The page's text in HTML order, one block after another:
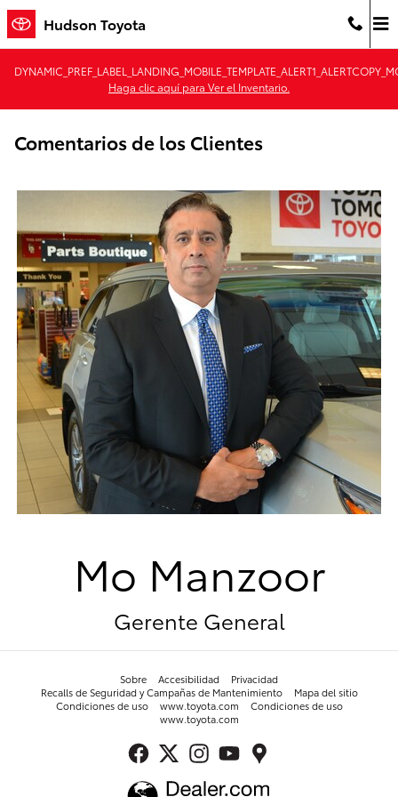
Saltar al contenido principal
Hudson Toyota
Haga clic aquí para Ver el Inventario.
Comentarios de los Clientes
Mo Manzoor
Gerente General
Sobre Accesibilidad
Privacidad
Recalls de Seguridad y Campañas de Mantenimiento
Mapa del sitio
Condiciones de uso
www.toyota.com
Condiciones de uso
www.toyota.com